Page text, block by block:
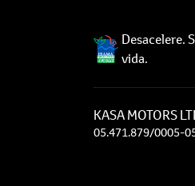
Desacelere.
vida.
KASA MOTORS
05.471.879/0005-